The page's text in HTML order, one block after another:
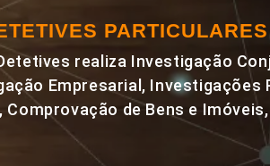
PARTICULARES
realiza Investigação
Empresarial, Investigações
Comprovação de Bens e